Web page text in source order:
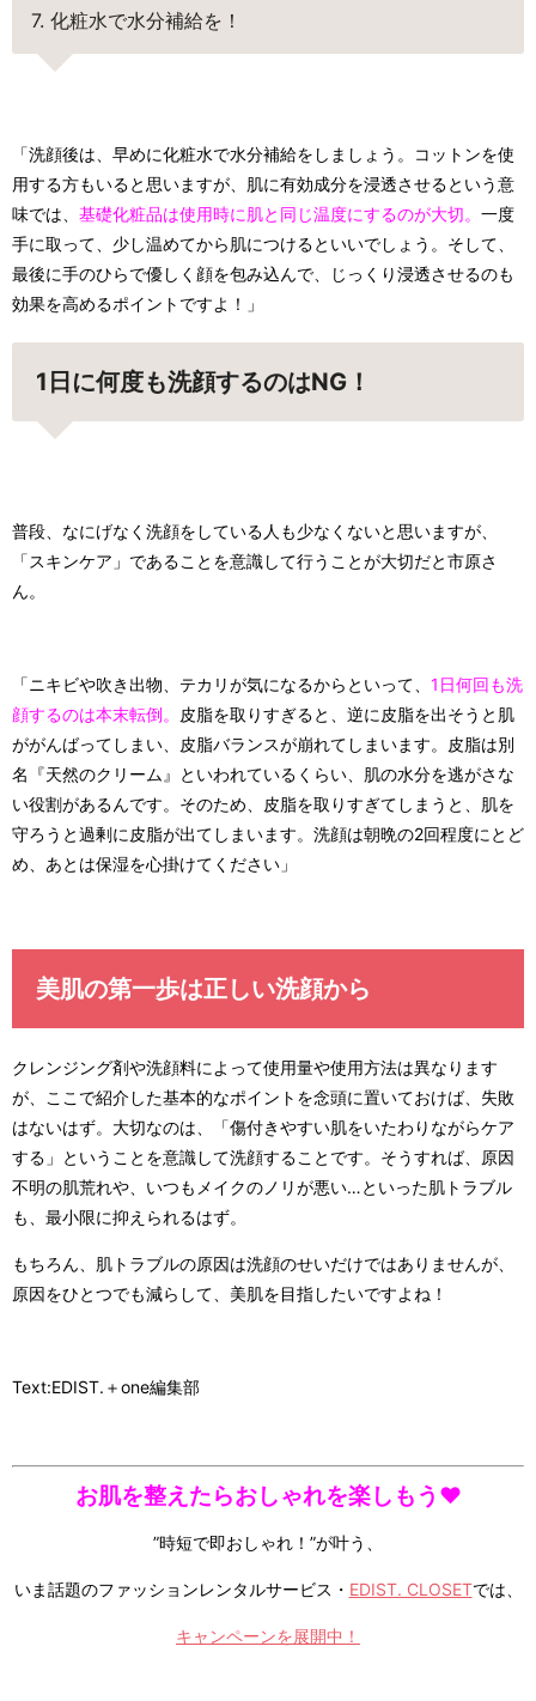
7. 化粧水で水分補給を！
「洗顔後は、早めに化粧水で水分補給をしましょう。コットンを使
用する方もいると思いますが、肌に有効成分を浸透させるという意
味では、 基礎化粧品は使用時に肌と同じ温度にするのが大切。 一度
手に取って、少し温めてから肌につけるといいでしょう。そして、
最後に手のひらで優しく顔を包み込んで、じっくり浸透させるのも
効果を高めるポイントですよ！」
1日に何度も洗顔するのはNG！
普段、なにげなく洗顔をしている人も少なくないと思いますが、
「スキンケア」であることを意識して行うことが大切だと市原さ
ん。
「ニキビや吹き出物、テカリが気になるからといって、 1日何回も洗
顔するのは本末転倒。 皮脂を取りすぎると、逆に皮脂を出そうと肌
ががんばってしまい、皮脂バランスが崩れてしまいます。皮脂は別
名『天然のクリーム』といわれているくらい、肌の水分を逃がさな
い役割があるんです。そのため、皮脂を取りすぎてしまうと、肌を
守ろうと過剰に皮脂が出てしまいます。洗顔は朝晩の2回程度にとど
め、あとは保湿を心掛けてください」
美肌の第一歩は正しい洗顔から
クレンジング剤や洗顔料によって使用量や使用方法は異なります
が、ここで紹介した基本的なポイントを念頭に置いておけば、失敗
はないはず。大切なのは、「傷付きやすい肌をいたわりながらケア
する」ということを意識して洗顔することです。そうすれば、原因
不明の肌荒れや、いつもメイクのノリが悪い…といった肌トラブル
も、最小限に抑えられるはず。
もちろん、肌トラブルの原因は洗顔のせいだけではありませんが、
原因をひとつでも減らして、美肌を目指したいですよね！
Text:EDIST.＋one編集部
お肌を整えたらおしゃれを楽しもう❤︎
”時短で即おしゃれ！”が叶う、
いま話題のファッションレンタルサービス・ EDIST. CLOSETでは、
キャンペーンを展開中！